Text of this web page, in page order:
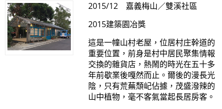
2015/12 嘉義梅山／雙溪社區
2015建築園冶獎
這是一幢山村老屋，位居村庄幹道的
重要位置，前身是村中居民聚集情報
交換的雜貨店，熱鬧的時光在五十多
年前歇業後嘎然而止。爾後的漫長光
陰，只有荒蕪頹屺佔據，茂盛潑辣的
山中植物，毫不客氣當起長居房客。